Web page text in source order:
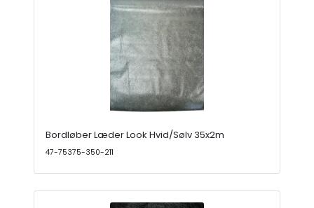
Bordløber Læder Look Hvid/Sølv 35x2m
47-75375-350-211